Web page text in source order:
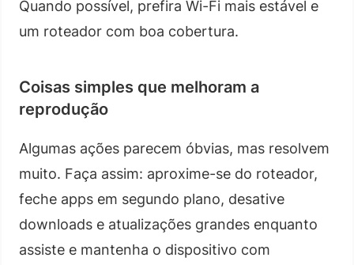
Quando possível, prefira Wi-Fi mais estável e
um roteador com boa cobertura.
Coisas simples que melhoram a
reprodução
Algumas ações parecem óbvias, mas resolvem
muito. Faça assim: aproxime-se do roteador,
feche apps em segundo plano, desative
downloads e atualizações grandes enquanto
assiste e mantenha o dispositivo com